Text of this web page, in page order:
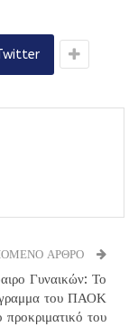
ΑΡΘΡΟ
Γυναικών: Το
του ΠΑΟΚ
του